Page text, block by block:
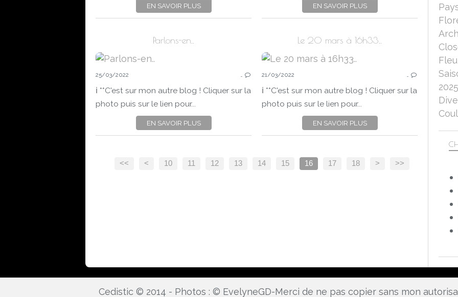
EN SAVOIR PLUS EN SAVOIR PLUS
Parlons-en..
SUR MON AUTRE BLOG
25/03/2022 …
ℹ️ **C'est sur mon autre blog ! Cliquer sur la
photo puis sur le lien pour...
EN SAVOIR PLUS
Le 20 mars à 16h33..
21/03/2022 …
ℹ️ **C'est sur mon autre blog ! Cliquer sur la
photo puis sur le lien pour...
EN SAVOIR PLUS
<< < 10 11 12 13 14 15 16 17 18 > >>
2025
Cedistic © 2014 - Photos : © EvelyneGD-Merci de ne pas copier sans mon